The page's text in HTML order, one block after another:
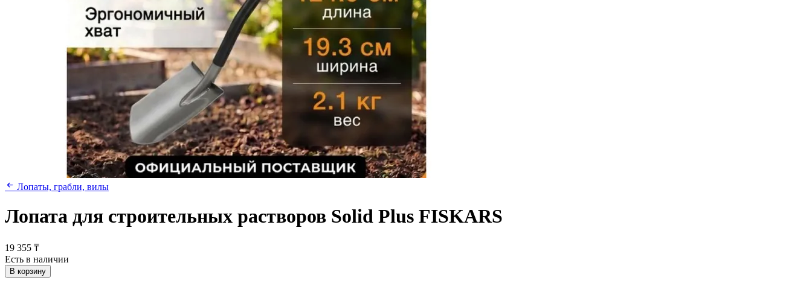
Лопаты, грабли, вилы
Лопата для строительных растворов Solid Plus FISKARS
19 355 ₸
Есть в наличии
В корзину